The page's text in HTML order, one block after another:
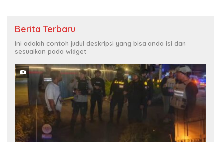
Berita Terbaru
Ini adalah contoh judul deskripsi yang bisa anda isi dan
sesuaikan pada widget